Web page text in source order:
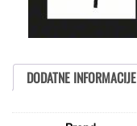
DODATNE INFORMACIJE